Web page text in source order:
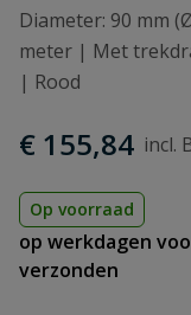
Diameter: 90 mm
meter | Met
| Rood
€ 155,84
Op voorraad
op werkdagen
verzonden